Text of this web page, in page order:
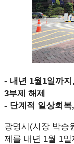
- 내년 1월1일까
3부제 해제
- 단계적 일상회
광명시(시장 박승
제를 내년 1월 1